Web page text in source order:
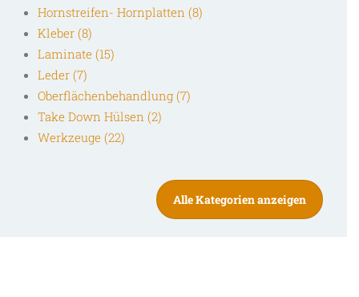
Hornstreifen- Hornplatten (8)
Kleber (8)
Laminate (15)
Leder (7)
Oberflächenbehandlung (7)
Take Down Hülsen (2)
Werkzeuge (22)
Alle Kategorien anzeigen